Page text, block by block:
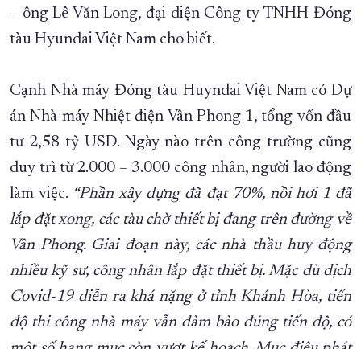
– ông Lê Văn Long, đại diện Công ty TNHH Đóng
tàu Hyundai Việt Nam cho biết.
Cạnh Nhà máy Đóng tàu Huyndai Việt Nam có Dự
án Nhà máy Nhiệt điện Vân Phong 1, tổng vốn đầu
tư 2,58 tỷ USD. Ngày nào trên công trường cũng
duy trì từ 2.000 – 3.000 công nhân, người lao động
làm việc. “Phần xây dựng đã đạt 70%, nồi hơi 1 đã
lắp đặt xong, các tàu chờ thiết bị đang trên đường về
Vân Phong. Giai đoạn này, các nhà thầu huy động
nhiều kỹ sư, công nhân lắp đặt thiết bị. Mặc dù dịch
Covid-19 diễn ra khá nặng ở tỉnh Khánh Hòa, tiến
độ thi công nhà máy vẫn đảm bảo đúng tiến độ, có